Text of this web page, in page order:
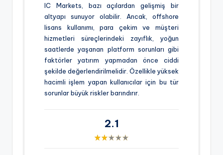
IC Markets, bazı açılardan gelişmiş bir
altyapı sunuyor olabilir. Ancak, offshore
lisans kullanımı, para çekim ve müşteri
hizmetleri süreçlerindeki zayıflık, yoğun
saatlerde yaşanan platform sorunları gibi
faktörler yatırım yapmadan önce ciddi
şekilde değerlendirilmelidir. Özellikle yüksek
hacimli işlem yapan kullanıcılar için bu tür
sorunlar büyük riskler barındırır.
2.1